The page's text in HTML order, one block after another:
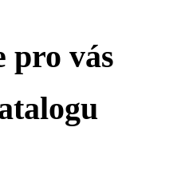
pro vás